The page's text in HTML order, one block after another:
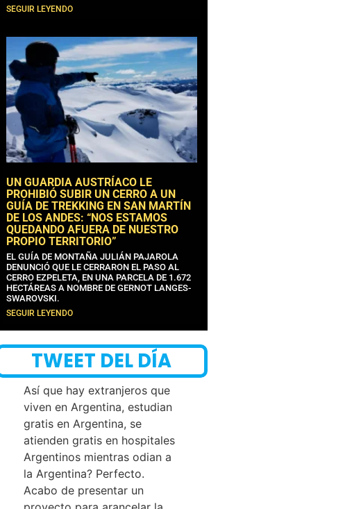
SEGUIR LEYENDO
UN GUARDIA AUSTRÍACO LE
PROHIBIÓ SUBIR UN CERRO A UN
GUÍA DE TREKKING EN SAN MARTÍN
DE LOS ANDES: “NOS ESTAMOS
QUEDANDO AFUERA DE NUESTRO
PROPIO TERRITORIO”
EL GUÍA DE MONTAÑA JULIÁN PAJAROLA
DENUNCIÓ QUE LE CERRARON EL PASO AL
CERRO EZPELETA, EN UNA PARCELA DE 1.672
HECTÁREAS A NOMBRE DE GERNOT LANGES-
SWAROVSKI.
SEGUIR LEYENDO
TWEET DEL DÍA
Así que hay extranjeros que
viven en Argentina, estudian
gratis en Argentina, se
atienden gratis en hospitales
Argentinos mientras odian a
la Argentina? Perfecto.
Acabo de presentar un